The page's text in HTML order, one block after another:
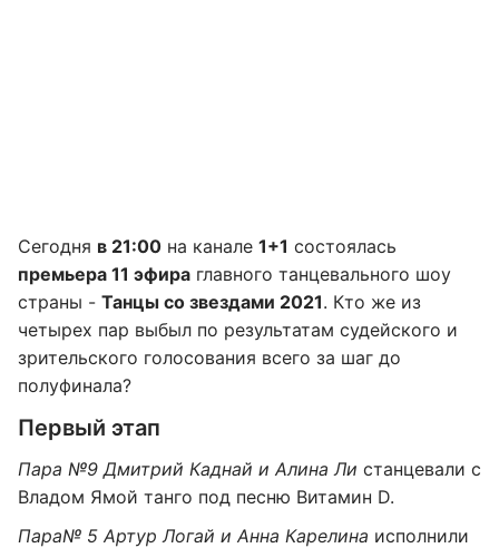
Сегодня в 21:00 на канале 1+1 состоялась
премьера 11 эфира главного танцевального шоу
страны - Танцы со звездами 2021. Кто же из
четырех пар выбыл по результатам судейского и
зрительского голосования всего за шаг до
полуфинала?
Первый этап
Пара №9 Дмитрий Каднай и Алина Ли станцевали с
Владом Ямой танго под песню Витамин D.
Пара№ 5 Артур Логай и Анна Карелина исполнили